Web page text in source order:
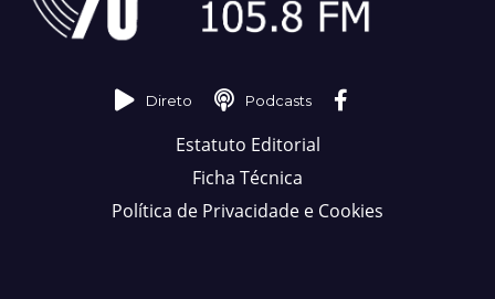
Direto Podcasts
Estatuto Editorial
Ficha Técnica
Política de Privacidade e Cookies